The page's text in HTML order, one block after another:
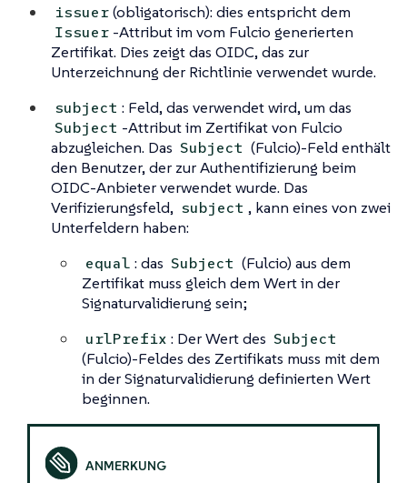
issuer(obligatorisch): dies entspricht dem
Issuer -Attribut im vom Fulcio generierten
Zertifikat. Dies zeigt das OIDC, das zur
Unterzeichnung der Richtlinie verwendet wurde.
subject : Feld, das verwendet wird, um das
Subject -Attribut im Zertifikat von Fulcio
abzugleichen. Das Subject (Fulcio)-Feld enthält
den Benutzer, der zur Authentifizierung beim
OIDC-Anbieter verwendet wurde. Das
Verifizierungsfeld, subject , kann eines von zwei
Unterfeldern haben:
equal : das Subject (Fulcio) aus dem
Zertifikat muss gleich dem Wert in der
Signaturvalidierung sein;
urlPrefix : Der Wert des Subject
(Fulcio)-Feldes des Zertifikats muss mit dem
in der Signaturvalidierung definierten Wert
beginnen.